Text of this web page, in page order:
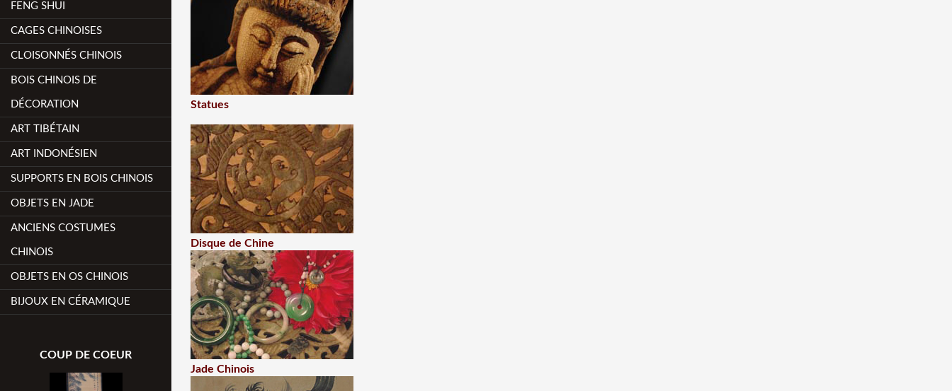
FENG SHUI
CAGES CHINOISES
CLOISONNÉS CHINOIS
BOIS CHINOIS DE
DÉCORATION
ART TIBÉTAIN
ART INDONÉSIEN
SUPPORTS EN BOIS CHINOIS
OBJETS EN JADE
ANCIENS COSTUMES
CHINOIS
OBJETS EN OS CHINOIS
BIJOUX EN CÉRAMIQUE
COUP DE COEUR
Statues
Disque de Chine
Jade Chinois